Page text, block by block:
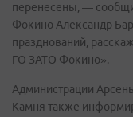
перенесены, —
Фокино Александр
празднований,
ГО ЗАТО Фокино».
Администрации
Камня также